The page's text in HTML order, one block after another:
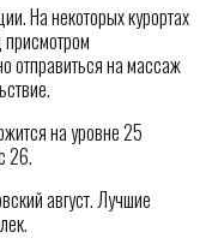
На некоторых курортах
отправиться на массаж
на уровне 25
26.
август. Лучшие